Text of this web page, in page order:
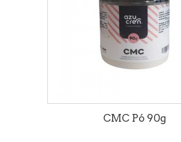
CMC Pó 90g